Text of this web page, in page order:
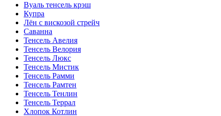
Вуаль тенсель крэш
Купра
Лён с вискозой стрейч
Саванна
Тенсель Авелия
Тенсель Велория
Тенсель Люкс
Тенсель Мистик
Тенсель Рамми
Тенсель Рамтен
Тенсель Тенлин
Тенсель Террал
Хлопок Котлин